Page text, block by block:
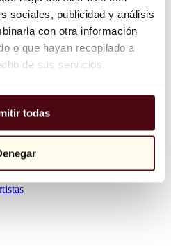
sociales, publicidad y análisis
con otra información
o que hayan recopilado a
de sus servicios.
todas